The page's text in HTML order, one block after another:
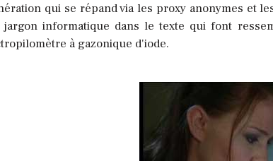
qui se répand via les proxy anonymes et
informatique dans le texte qui font
à gazonique d'iode.